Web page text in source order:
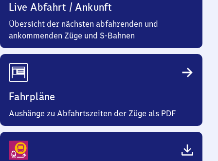
Live Abfahrt / Ankunft
Übersicht der nächsten abfahrenden und
ankommenden Züge und S-Bahnen
Fahrpläne
Aushänge zu Abfahrtszeiten der Züge als PDF